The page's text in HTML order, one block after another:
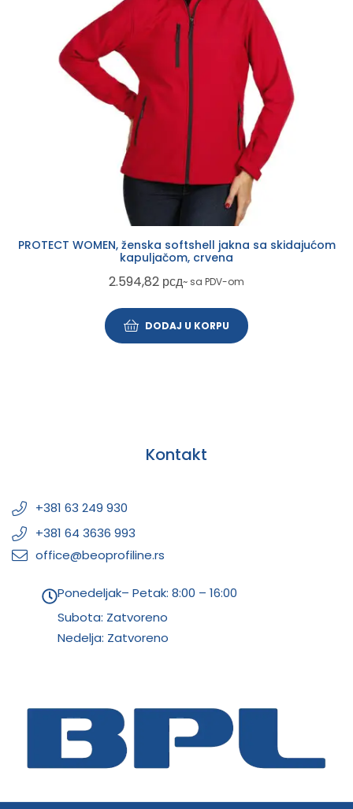
PROTECT WOMEN, ženska softshell jakna sa skidajućom
kapuljačom, crvena
2.594,82 рсд~ sa PDV-om
DODAJ U KORPU
Kontakt
+381 63 249 930
+381 64 3636 993
office@beoprofiline.rs
Ponedeljak– Petak: 8:00 – 16:00
Subota: Zatvoreno
Nedelja: Zatvoreno